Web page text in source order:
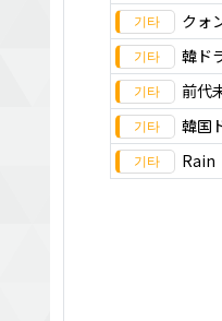
クォ
韓ド
前代
韓国
Rain